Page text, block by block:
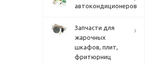
автокондиционеров
Запчасти для
жарочных
шкафов, плит,
фритюрниц